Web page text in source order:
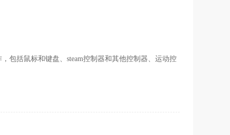
包括鼠标和键盘、steam控制器和其他控制器、运动控